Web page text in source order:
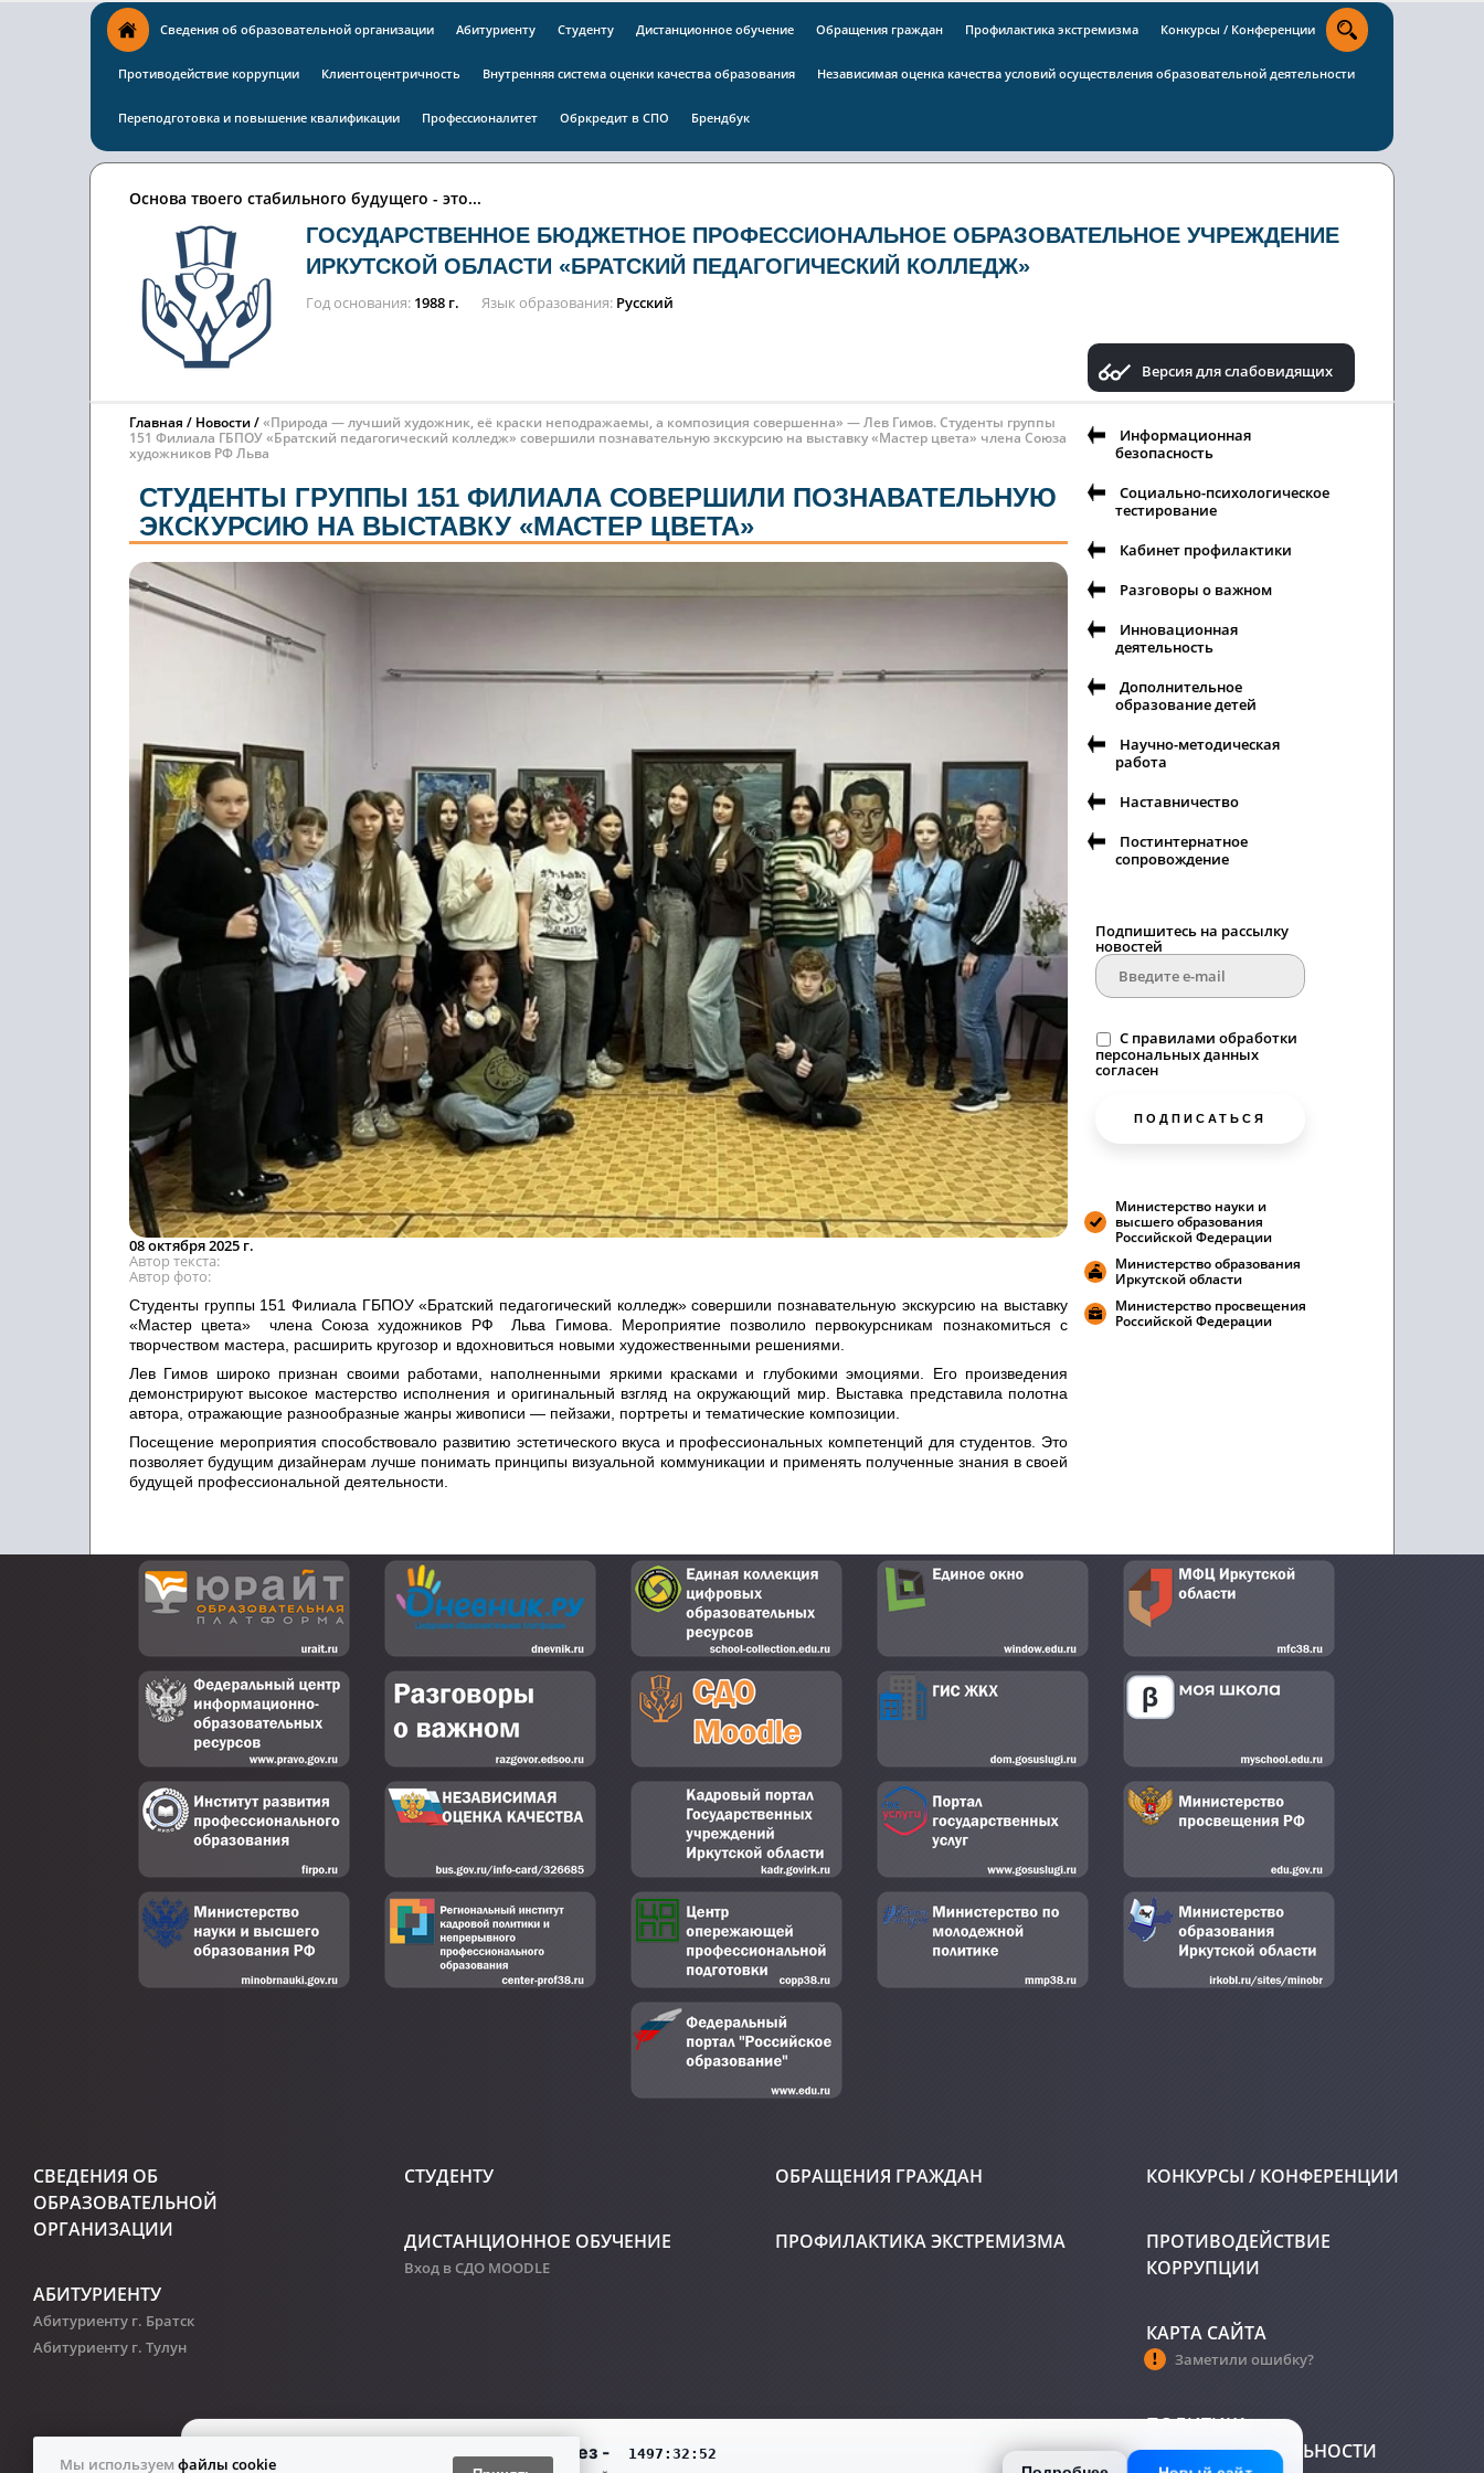
Сведения об образовательной организации Абитуриенту Студенту Дистанционное обучение Обращения граждан Профилактика экстремизма Конкурсы / Конференции
Противодействие коррупции Клиентоцентричность Внутренняя система оценки качества образования Независимая оценка качества условий осуществления образовательной деятельности
Переподготовка и повышение квалификации Профессионалитет Обркредит в СПО Брендбук
Основа твоего стабильного будущего - это...
ГОСУДАРСТВЕННОЕ БЮДЖЕТНОЕ ПРОФЕССИОНАЛЬНОЕ ОБРАЗОВАТЕЛЬНОЕ УЧРЕЖДЕНИЕ
ИРКУТСКОЙ ОБЛАСТИ «БРАТСКИЙ ПЕДАГОГИЧЕСКИЙ КОЛЛЕДЖ»
Год основания 1988 г. Язык образования Русский
Версия для слабовидящих
Главная Новости
«Природа — лучший художник, её краски неподражаемы, а композиция совершенна» — Лев Гимов. Студенты группы
151 Филиала ГБПОУ «Братский педагогический колледж» совершили познавательную экскурсию на выставку «Мастер цвета» члена Союза
художников РФ Льва
СТУДЕНТЫ ГРУППЫ 151 ФИЛИАЛА СОВЕРШИЛИ ПОЗНАВАТЕЛЬНУЮ
ЭКСКУРСИЮ НА ВЫСТАВКУ «МАСТЕР ЦВЕТА»
08 октября 2025 г.
Автор текста
Автор фото
Студенты группы 151 Филиала ГБПОУ «Братский педагогический колледж» совершили познавательную экскурсию на выставку
«Мастер цвета» члена Союза художников РФ Льва Гимова. Мероприятие позволило первокурсникам познакомиться с
творчеством мастера, расширить кругозор и вдохновиться новыми художественными решениями.
Лев Гимов широко признан своими работами, наполненными яркими красками и глубокими эмоциями. Его произведения
демонстрируют высокое мастерство исполнения и оригинальный взгляд на окружающий мир. Выставка представила полотна
автора, отражающие разнообразные жанры живописи — пейзажи, портреты и тематические композиции.
Посещение мероприятия способствовало развитию эстетического вкуса и профессиональных компетенций для студентов. Это
позволяет будущим дизайнерам лучше понимать принципы визуальной коммуникации и применять полученные знания в своей
будущей профессиональной деятельности.
Информационная
безопасность
Социально-психологическое
тестирование
Кабинет профилактики
Разговоры о важном
Инновационная
деятельность
Дополнительное
образование детей
Научно-методическая
работа
Наставничество
Постинтернатное
сопровождение
Подпишитесь на рассылку
новостей
C правилами обработки
персональных данных
согласен
ПОДПИСАТЬСЯ
Министерство науки и
высшего образования
Российской Федерации
Министерство образования
Иркутской области
Министерство просвещения
Российской Федерации
СВЕДЕНИЯ ОБ
ОБРАЗОВАТЕЛЬНОЙ
ОРГАНИЗАЦИИ
АБИТУРИЕНТУ
Абитуриенту г. Братск
Абитуриенту г. Тулун
СТУДЕНТУ
ДИСТАНЦИОННОЕ ОБУЧЕНИЕ
Вход в СДО MOODLE
ОБРАЩЕНИЯ ГРАЖДАН
ПРОФИЛАКТИКА ЭКСТРЕМИЗМА
КОНКУРСЫ / КОНФЕРЕНЦИИ
ПРОТИВОДЕЙСТВИЕ
КОРРУПЦИИ
КАРТА САЙТА
Заметили ошибку?
ПОЛИТИКА
КОНФИДЕНЦИАЛЬНОСТИ
Мы используем файлы cookie